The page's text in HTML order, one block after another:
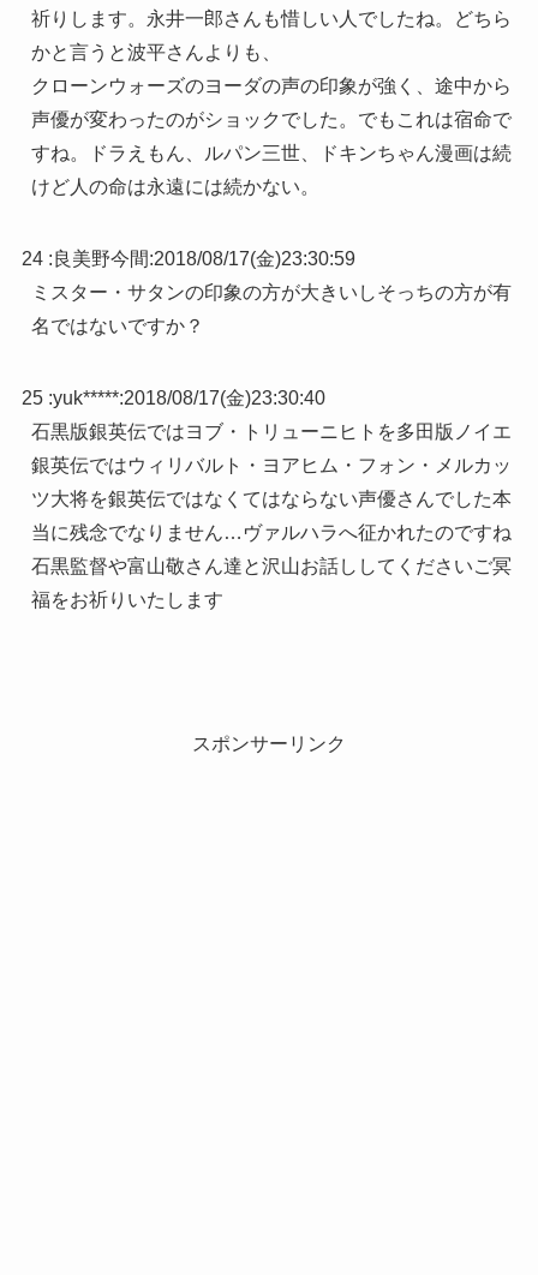
祈りします。永井一郎さんも惜しい人でしたね。どちら
かと言うと波平さんよりも、
クローンウォーズのヨーダの声の印象が強く、途中から
声優が変わったのがショックでした。でもこれは宿命で
すね。ドラえもん、ルパン三世、ドキンちゃん漫画は続
けど人の命は永遠には続かない。
24 :良美野今間:2018/08/17(金)23:30:59
ミスター・サタンの印象の方が大きいしそっちの方が有
名ではないですか？
25 :yuk*****:2018/08/17(金)23:30:40
石黒版銀英伝ではヨブ・トリューニヒトを多田版ノイエ
銀英伝ではウィリバルト・ヨアヒム・フォン・メルカッ
ツ大将を銀英伝ではなくてはならない声優さんでした本
当に残念でなりません…ヴァルハラへ征かれたのですね
石黒監督や富山敬さん達と沢山お話ししてくださいご冥
福をお祈りいたします
スポンサーリンク